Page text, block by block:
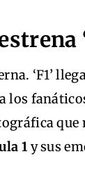
‘F1’
los
que
1 y sus